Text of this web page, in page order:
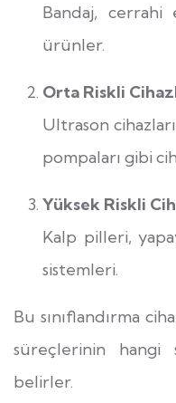
Bandaj,
ürünler.
Orta Riskli
Ultrason
pompaları gibi
Yüksek Riskli
Kalp pilleri,
sistemleri.
Bu sınıflandırma
süreçlerinin hangi
belirler.